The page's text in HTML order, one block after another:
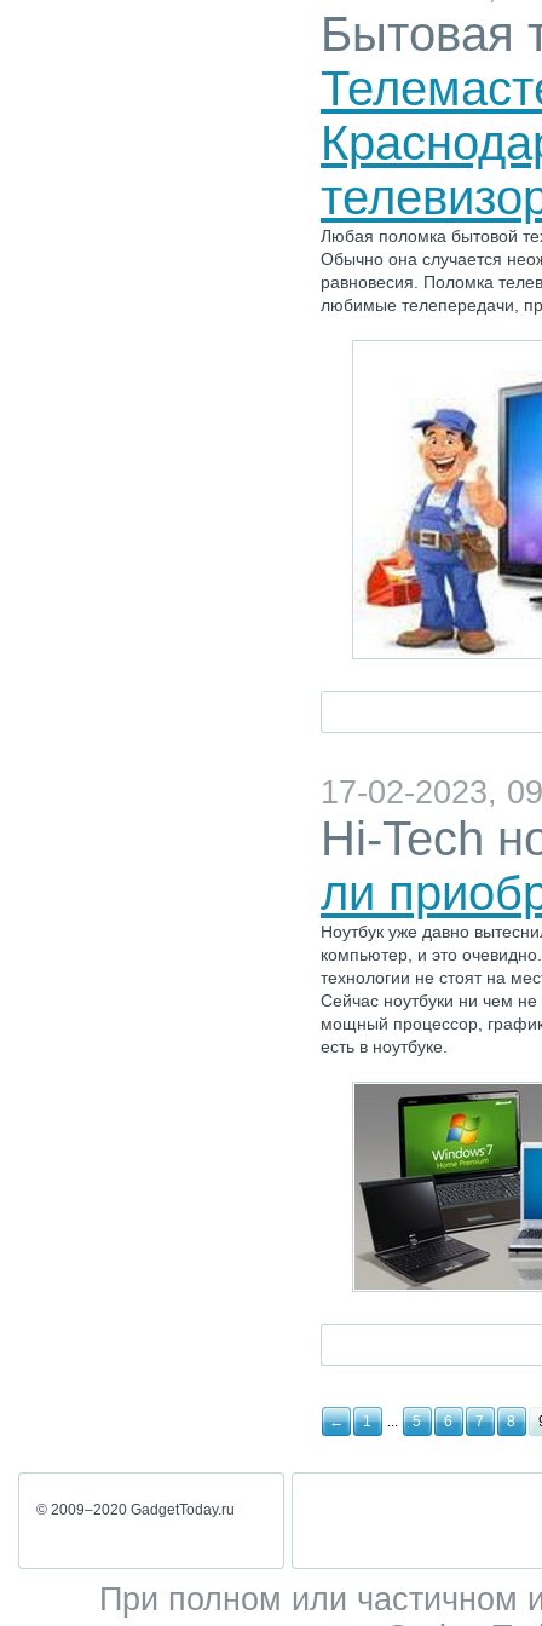
Бытовая
Любая поломка бытовой
Обычно она случается
равновесия. Поломка
любимые телепередачи,
17-02-2023,
Hi-Tech
ли
Ноутбук уже давно
компьютер, и это
технологии не стоят на
Сейчас ноутбуки ни чем
мощный процессор,
есть в ноутбуке.
← 1 ... 5 6 7 8
© 2009–2020 GadgetToday.ru
При полном или частичном